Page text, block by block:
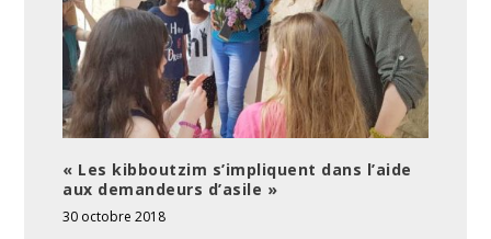
« Les kibboutzim s’impliquent dans l’aide
aux demandeurs d’asile »
30 octobre 2018